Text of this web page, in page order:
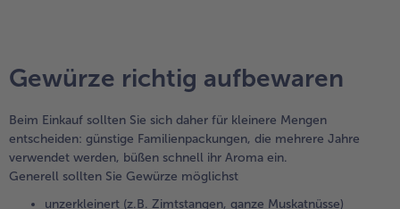
Gewürze richtig aufbewaren
Beim Einkauf sollten Sie sich daher für kleinere Mengen
entscheiden: günstige Familienpackungen, die mehrere Jahre
verwendet werden, büßen schnell ihr Aroma ein.
Generell sollten Sie Gewürze möglichst
unzerkleinert (z.B. Zimtstangen, ganze Muskatnüsse)